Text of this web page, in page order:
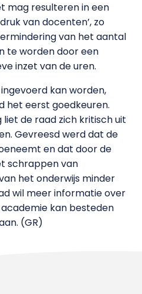
mag resulteren in een
van docenten’, zo
van het aantal
te worden door een
inzet van de uren.
kan worden,
het eerst goedkeuren.
de raad zich kritisch uit
Gevreesd werd dat de
en dat door de
schrappen van
het onderwijs minder
wil meer informatie over
kan besteden
(GR)